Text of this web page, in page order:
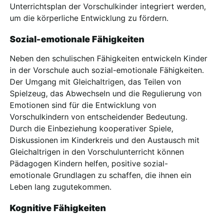
Unterrichtsplan der Vorschulkinder integriert werden,
um die körperliche Entwicklung zu fördern.
Sozial-emotionale Fähigkeiten
Neben den schulischen Fähigkeiten entwickeln Kinder
in der Vorschule auch sozial-emotionale Fähigkeiten.
Der Umgang mit Gleichaltrigen, das Teilen von
Spielzeug, das Abwechseln und die Regulierung von
Emotionen sind für die Entwicklung von
Vorschulkindern von entscheidender Bedeutung.
Durch die Einbeziehung kooperativer Spiele,
Diskussionen im Kinderkreis und den Austausch mit
Gleichaltrigen in den Vorschulunterricht können
Pädagogen Kindern helfen, positive sozial-
emotionale Grundlagen zu schaffen, die ihnen ein
Leben lang zugutekommen.
Kognitive Fähigkeiten